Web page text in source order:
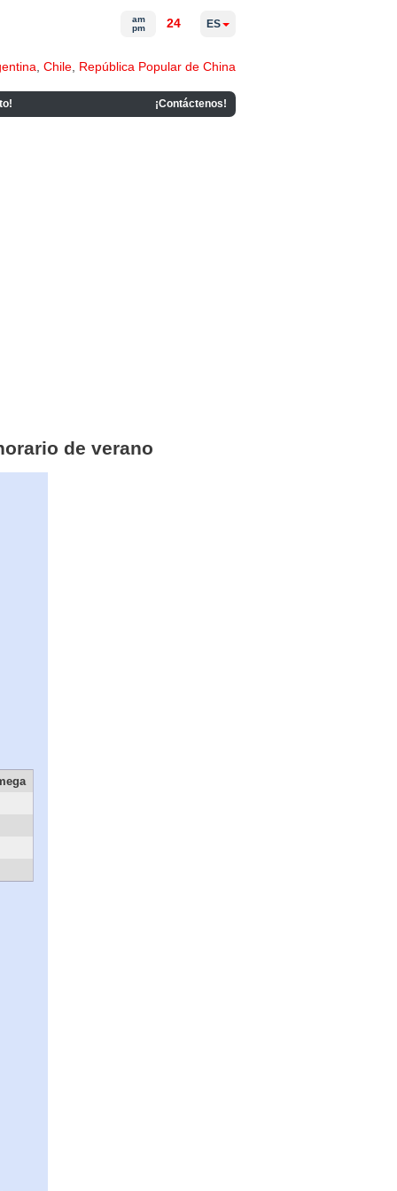
Chile República Popular de China
¡Contáctenos!
am
pm
24 ES
de verano